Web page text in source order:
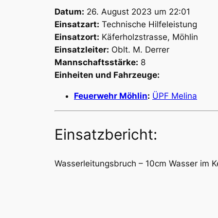
Datum: 26. August 2023 um 22:01
Einsatzart: Technische Hilfeleistung
Einsatzort: Käferholzstrasse, Möhlin
Einsatzleiter: Oblt. M. Derrer
Mannschaftsstärke: 8
Einheiten und Fahrzeuge:
Feuerwehr Möhlin: ÜPF Melina
Einsatzbericht:
Wasserleitungsbruch – 10cm Wasser im